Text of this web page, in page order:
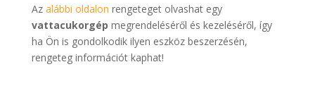
Az alábbi oldalon rengeteget olvashat egy
vattacukorgép megrendeléséről és kezeléséről, így
ha Ön is gondolkodik ilyen eszköz beszerzésén,
rengeteg információt kaphat!